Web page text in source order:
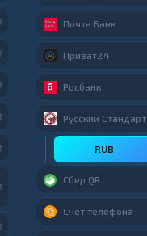
1
1
1
1
1
1
1
Почта Банк
Приват24
Росбанк
Русский Стандарт
RUB
Сбер QR
Счет телефона